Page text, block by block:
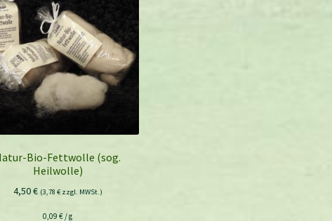
Bio-Fettwolle (sog.
Heilwolle)
4,50€ (3,78 €zzgl. MWSt.)
0,09€ /g